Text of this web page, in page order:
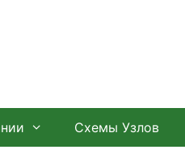
Схемы Узлов